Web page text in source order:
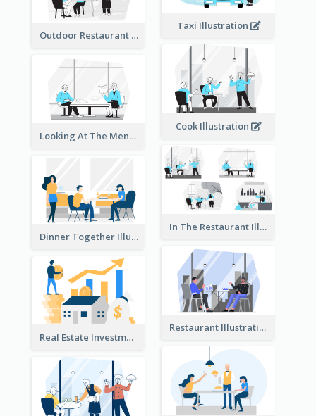
Taxi Illustration
Outdoor Restaurant Illustration
Cook Illustration
Looking At The Menu Illustration
In The Restaurant Illustration
Dinner Together Illustration
Restaurant Illustration
Real Estate Investment Illustration